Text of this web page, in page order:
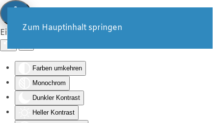
Eingabehilfen öffnen
Farben umkehren
Monochrom
Dunkler Kontrast
Heller Kontrast
Zum Hauptinhalt springen